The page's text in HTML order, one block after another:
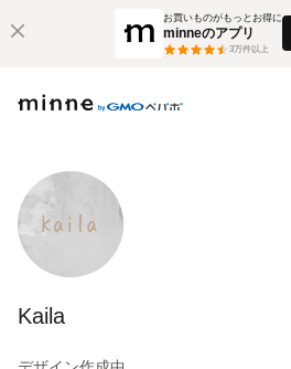
お買いものがもっとお得に
minneのアプリ
3万件以上
Kaila